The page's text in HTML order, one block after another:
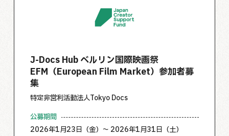
J-Docs Hub ベルリン国際映画祭
EFM（European Film Market）参加者募
集
特定非営利活動法人Tokyo Docs
公募期間
2026年1月23日（金）～ 2026年1月31日（土）